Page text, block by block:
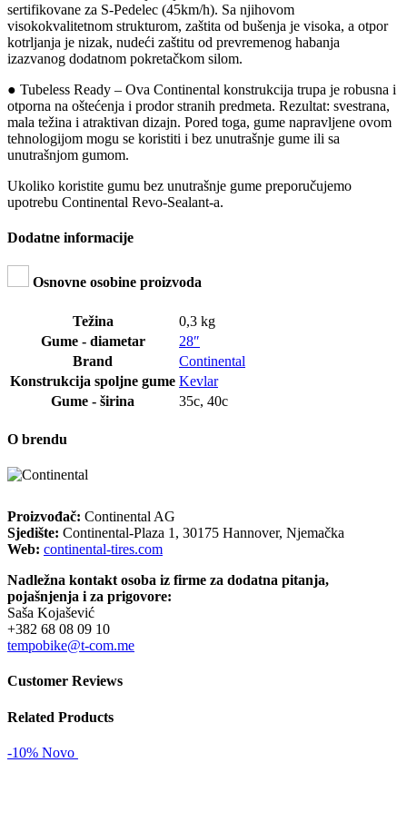
sertifikovane za S-Pedelec (45km/h). Sa njihovom
visokokvalitetnom strukturom, zaštita od bušenja je visoka, a otpor
kotrljanja je nizak, nudeći zaštitu od prevremenog habanja
izazvanog dodatnom pokretačkom silom.
● Tubeless Ready – Ova Continental konstrukcija trupa je robusna i
otporna na oštećenja i prodor stranih predmeta. Rezultat: svestrana,
mala težina i atraktivan dizajn. Pored toga, gume napravljene ovom
tehnologijom mogu se koristiti i bez unutrašnje gume ili sa
unutrašnjom gumom.
Ukoliko koristite gumu bez unutrašnje gume preporučujemo
upotrebu Continental Revo-Sealant-a.
Dodatne informacije
Osnovne osobine proizvoda
Težina
0,3 kg
Gume - diametar
28″
Brand
Continental
Konstrukcija spoljne gume Kevlar
Gume - širina
35c, 40c
O brendu
Proizvođač: Continental AG
Sjedište: Continental-Plaza 1, 30175 Hannover, Njemačka
Web: continental-tires.com
Nadležna kontakt osoba iz firme za dodatna pitanja,
pojašnjenja i za prigovore:
Saša Kojašević
+382 68 08 09 10
tempobike@t-com.me
Customer Reviews
Related Products
-10% Novo